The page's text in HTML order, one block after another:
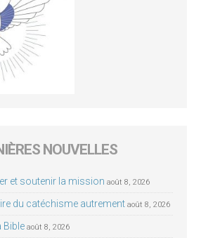
NOUVELLES
et soutenir la mission août 8, 2026
du catéchisme autrement août 8, 2026
Bible août 8, 2026